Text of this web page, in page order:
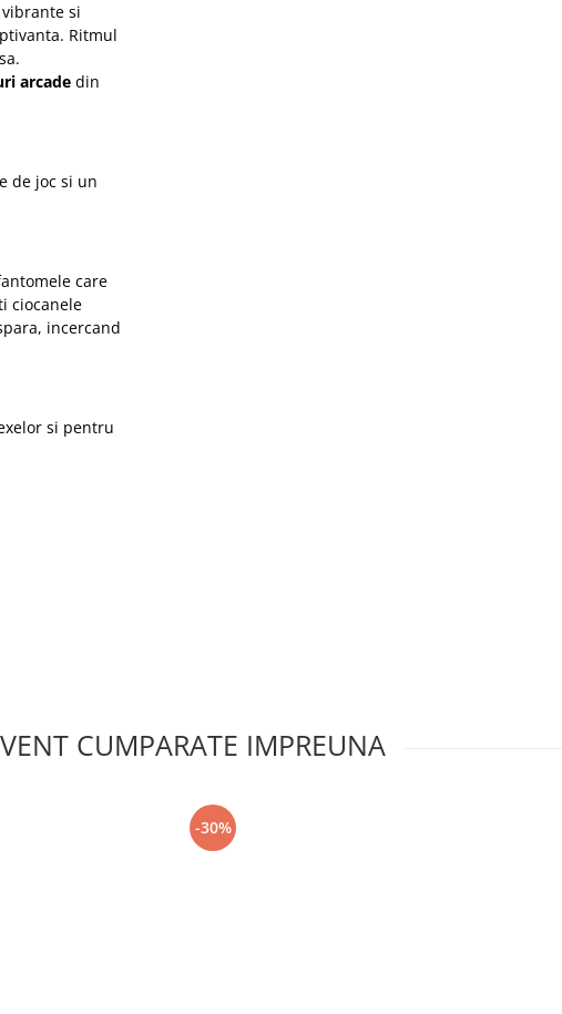
si
Ritmul
arcade din
de joc si un
care
ciocanele
incercand
si pentru
CUMPARATE IMPREUNA
-30%